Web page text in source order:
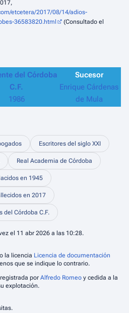
etcetera/2017/08/14/adios-
36583820.html
(Consultado el
del Córdoba
C.F.
1986
Sucesor
Enrique Cárdenas
de Mula
Escritores del siglo XXI
Real Academia de Córdoba
en 1945
en 2017
del Córdoba C.F.
el 11 abr 2026 a las 10:28.
la licencia Licencia de documentación
que se indique lo contrario.
por Alfredo Romeo y cedida a la
explotación.